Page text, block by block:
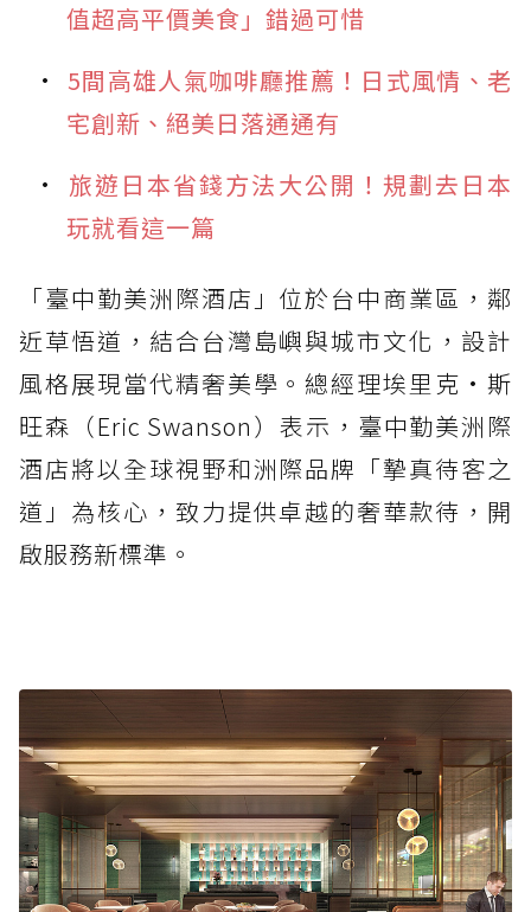
值超高平價美食」錯過可惜
5間高雄人氣咖啡廳推薦！日式風情、老
宅創新、絕美日落通通有
旅遊日本省錢方法大公開！規劃去日本
玩就看這一篇
「臺中勤美洲際酒店」位於台中商業區，鄰
近草悟道，結合台灣島嶼與城市文化，設計
風格展現當代精奢美學。總經理埃里克·斯
旺森（Eric Swanson）表示，臺中勤美洲際
酒店將以全球視野和洲際品牌「摯真待客之
道」為核心，致力提供卓越的奢華款待，開
啟服務新標準。